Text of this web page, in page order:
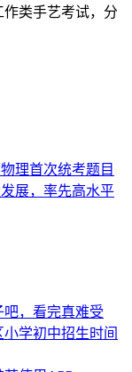
类手艺考试，分
理首次统考题目
展，率先高水平
，看完真难受
学初中招生时间